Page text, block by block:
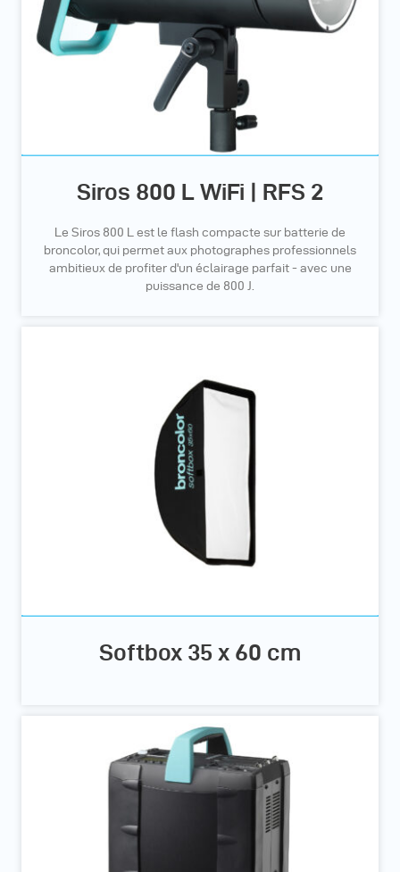
Siros 800 L WiFi | RFS 2
Le Siros 800 L est le flash compacte sur batterie de
broncolor, qui permet aux photographes professionnels
ambitieux de profiter d'un éclairage parfait - avec une
puissance de 800 J.
Softbox 35 x 60 cm